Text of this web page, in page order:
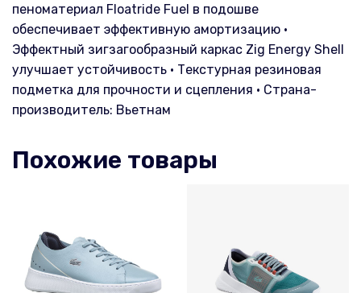
пеноматериал Floatride Fuel в подошве
обеспечивает эффективную амортизацию •
Эффектный зигзагообразный каркас Zig Energy Shell
улучшает устойчивость • Текстурная резиновая
подметка для прочности и сцепления • Страна-
производитель: Вьетнам
Похожие товары